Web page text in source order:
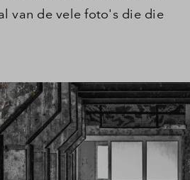
van de vele foto's die die